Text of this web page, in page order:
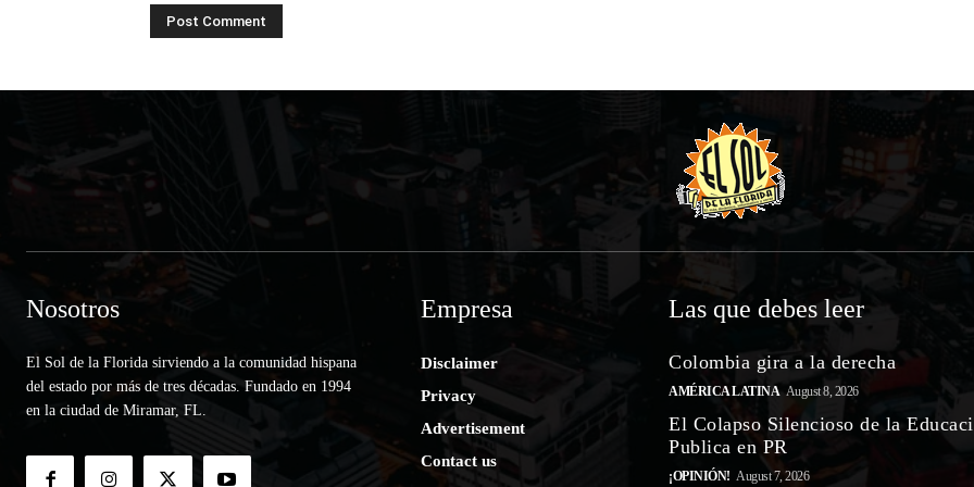
Nosotros
El Sol de la Florida sirviendo a la comunidad hispana
del estado por más de tres décadas. Fundado en 1994
en la ciudad de Miramar, FL.
Empresa
Disclaimer
Privacy
Advertisement
Contact us
Las que debes leer
Colombia gira a la derecha
AMÉRICA LATINA August 8, 2026
El Colapso Silencioso de la
Publica en PR
¡OPINIÓN! August 7, 2026